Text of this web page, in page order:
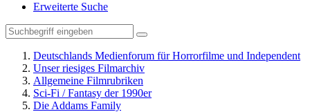
Erweiterte Suche
Deutschlands Medienforum für Horrorfilme und Independent
Unser riesiges Filmarchiv
Allgemeine Filmrubriken
Sci-Fi / Fantasy der 1990er
Die Addams Family